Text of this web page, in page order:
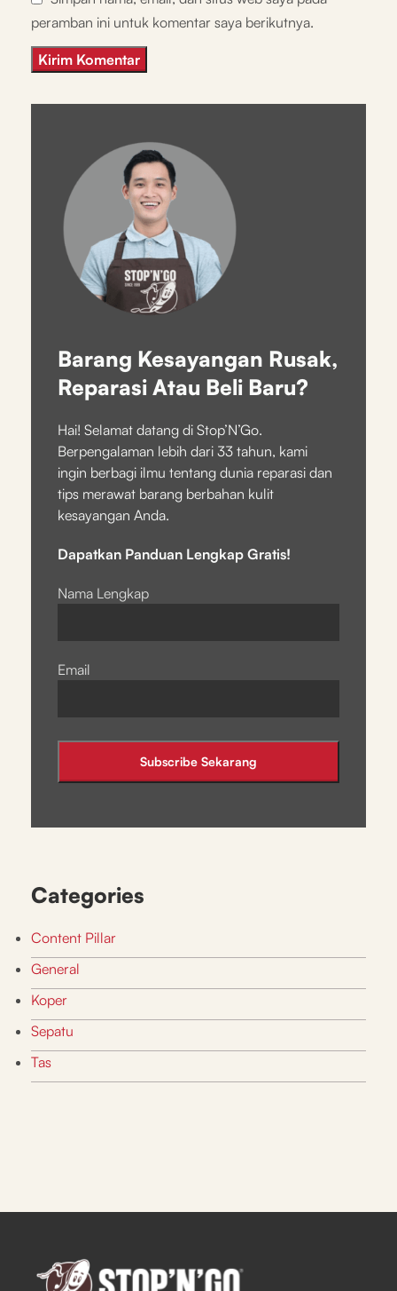
peramban ini untuk komentar saya berikutnya.
Barang Kesayangan Rusak,
Reparasi Atau Beli Baru?
Hai! Selamat datang di Stop’N’Go.
Berpengalaman lebih dari 33 tahun, kami
ingin berbagi ilmu tentang dunia reparasi dan
tips merawat barang berbahan kulit
kesayangan Anda.
Dapatkan Panduan Lengkap Gratis!
Nama Lengkap
Email
Categories
Content Pillar
General
Koper
Sepatu
Tas